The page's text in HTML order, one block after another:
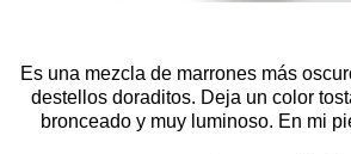
Esuna mezcla de marrones más
destellos doraditos. Deja un color
bronceado y muy luminoso. En mi